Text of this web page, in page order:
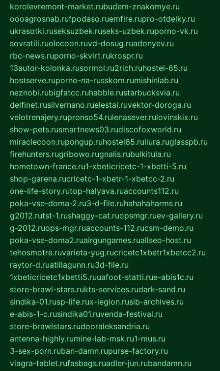
korolevremont-market.rubudem-znakomye.ru
oooagrosnab.rufpodaso.ruemfire.rupro-otdelky.ru
ukrasotki.ruseksuzbek.ruseks-uzbek.ruporno-vk.ru
sovratili.ruolecoon.ruvd-dosug.ruadonyev.ru
rbc-news.ruporno-skvirt.rukrospr.ru
13autor-kolonka.rusormol.ru2rich.ruhostel-65.ru
hostserve.ruporno-na-russkom.rumishinlab.ru
neznobi.rubigfatcc.ruhabble.rustarbucksvia.ru
delfinet.rusilvernano.ruelestal.ruvektor-doroga.ru
velotrenajery.rupronso54.rulenasever.rulovinskix.ru
show-pets.rusmartnews03.rudiscofoxworld.ru
miraclecoon.rupongup.ruhostel65.ruliura.ruglasspb.ru
firehunters.rugribowo.rugnalis.rubulkitula.ru
hometown-france.ru1-xbeticricetc-1-xbetti-5.ru
shop-garena.rucricetc-1-xbetr-1-xbetcc-2.ru
one-life-story.rutop-halyava.ruaccounts112.ru
poka-vse-doma-2.ru3-d-file.ruhahahaharms.ru
g2012.rutst-1.rushaggy-cat.ruopsmgr.ruev-gallery.ru
g-2012.ruops-mgr.ruaccounts-112.rucsm-demo.ru
poka-vse-doma2.ruairgungames.ruallseo-host.ru
tehosmotre.ruvarieta-yug.rucricetc1xbetr1xbetcc2.ru
raytor-d.ruatillagunn.ru3d-file.ru
1xbeticricetc1xbetti5.ruuafoot-statti.rue-abis1c.ru
store-brawl-stars.rukts-services.rudark-sand.ru
sindika-01.rusp-life.rux-legion.rusib-archives.ru
e-abis-1-c.rusindika01.ruvenda-festival.ru
store-brawlstars.rudooraleksandria.ru
antenna-highly.rumine-lab-msk.ru1-mus.ru
3-sex-porn.ruban-damn.rupurse-factory.ru
viagra-tablet.rufasbags.ruadler-jun.rubandamn.ru